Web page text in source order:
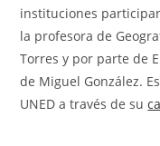
instituciones
la profesora de
Torres y por parte de
de Miguel González.
UNED a través de su